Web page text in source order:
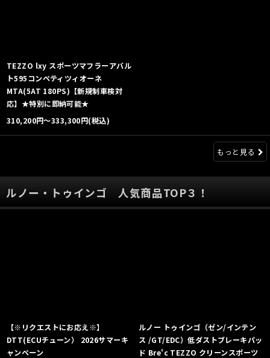
TEZZO lxy スポーツマフラーアバル
ト595コンペティツィオーネ
MTA(5AT 180PS)【新規制車検対
応】★特別に即納可能★
310,200円～333,300円(税込)
もっと見る
ルノー・トゥインゴ 人気商品TOP３！
【※リクエストにお応え※】
DTT(ECUチューン） 2026サマーキ
ャンペーン
ルノー トゥインゴ（ゼン/インテン
ス /GT/EDC）低ダストブレーキパッ
ド Bre'c TEZZO クリーンスポーツ